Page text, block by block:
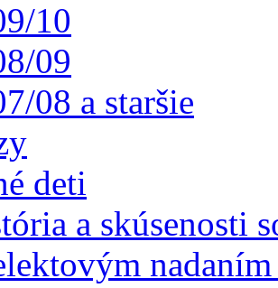
10
09
08 a staršie
deti
a skúsenosti